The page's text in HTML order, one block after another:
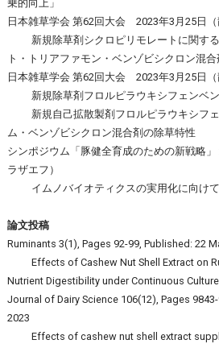
乗的向上」
日本雑草学会 第62回大会 2023年3月25日（
新規除草剤シクロピリモレートに関す
ト・トリアファモン・ベンゾビシクロン混
日本雑草学会 第62回大会 2023年3月25日（
新規除草剤フロルピラウキシフェンベ
新規自己拡散製剤フロルピラウキシフ
ム・ベンゾビシクロン混合剤の除草特性
シンポジウム「豚健全育成のための新戦略
ラザエフ）
イムノバイオティクスの実用化に向けて
論文投稿
Ruminants 3(1), Pages 92-99, Published: 22
Effects of Cashew Nut Shell Extract on
Nutrient Digestibility under Continuous Culture
Journal of Dairy Science 106(12), Pages
2023
Effects of cashew nut shell extract